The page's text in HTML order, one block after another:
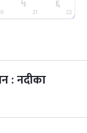
७ महिना बाँकी
५
21
६
22
: नदीका